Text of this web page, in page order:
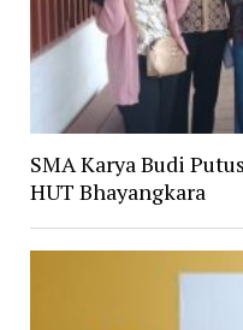
SMA Karya Budi
HUT Bhayangkara